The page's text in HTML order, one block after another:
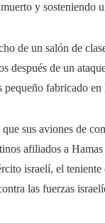
y sosteniendo
de un salón de
después de un
pequeño fabricado
sus aviones de
afiliados a
israelí, el
las fuerzas